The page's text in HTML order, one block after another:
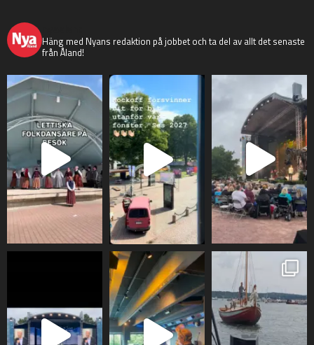
Häng med Nyans redaktion på jobbet och ta del av allt det senaste
från Åland!